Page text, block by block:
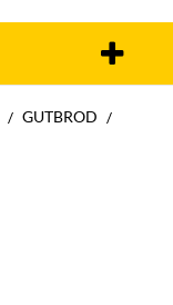
GUTBROD